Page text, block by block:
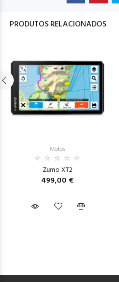
PRODUTOS RELACIONADOS
Motos
Zumo XT2
499,00 €